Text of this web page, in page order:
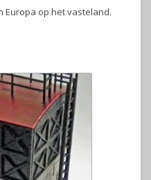
Europa op het vasteland.